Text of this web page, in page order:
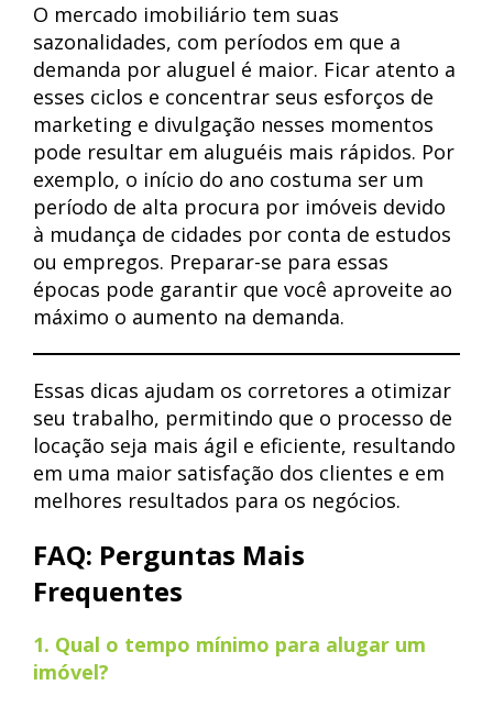
O mercado imobiliário tem suas
sazonalidades, com períodos em que a
demanda por aluguel é maior. Ficar atento a
esses ciclos e concentrar seus esforços de
marketing e divulgação nesses momentos
pode resultar em aluguéis mais rápidos. Por
exemplo, o início do ano costuma ser um
período de alta procura por imóveis devido
à mudança de cidades por conta de estudos
ou empregos. Preparar-se para essas
épocas pode garantir que você aproveite ao
máximo o aumento na demanda.
Essas dicas ajudam os corretores a otimizar
seu trabalho, permitindo que o processo de
locação seja mais ágil e eficiente, resultando
em uma maior satisfação dos clientes e em
melhores resultados para os negócios.
FAQ: Perguntas Mais
Frequentes
1. Qual o tempo mínimo para alugar um
imóvel?